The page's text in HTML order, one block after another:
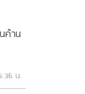
ค้าน
น.